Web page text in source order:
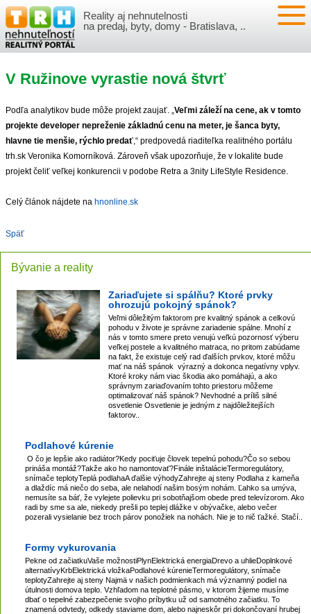
Reality aj nehnutelnosti
na predaj, byty, domy - Bratislava, ..
NEHNUTEĽNOSTI
BYTY
NOVOSTAVBY
NEBYTOVÉ PRIESTORY
VLOŽIŤ NEHNUTEĽNOSTI
PRIHLÁSENIE
REGISTRÁCIA
VÝVOJ CIEN REALÍT
ČLÁNKY O REALITÁCH
FINANCIE
O NÁS
REALITNÁ INZERCIA NA TRH.SK
CENNÍK REALITNEJ INZERCIE
ZVÝRAZNENIE REALITNÝCH INZERÁTOV
KONTAKT
PRIPOMIENKY
V Ružinove vyrastie nová štvrť
Podľa analytikov bude môže projekt zaujať. „Veľmi záleží na cene, ak v tomto
projekte developer nepreženie základnú cenu na meter, je šanca byty,
hlavne tie menšie, rýchlo predať,“ predpovedá riaditeľka realitného portálu
trh.sk Veronika Komorníková. Zároveň však upozorňuje, že v lokalite bude
projekt čeliť veľkej konkurencii v podobe Retra a 3nity LifeStyle Residence.
Celý článok nájdete na hnonline.sk
Späť
Bývanie a reality
Zariaďujete si spálňu? Ktoré prvky
ohrozujú pokojný spánok?
Veľmi dôležitým faktorom pre kvalitný spánok a celkovú
pohodu v živote je správne zariadenie spálne. Mnohí z
nás v tomto smere preto venujú veľkú pozornosť výberu
veľkej postele a kvalitného matraca, no pritom zabúdame
na fakt, že existuje celý rad ďalších prvkov, ktoré môžu
mať na náš spánok výrazný a dokonca negatívny vplyv.
Ktoré kroky nám viac škodia ako pomáhajú, a ako
správnym zariaďovaním tohto priestoru môžeme
optimalizovať náš spánok? Nevhodné a príliš silné
osvetlenie Osvetlenie je jedným z najdôležitejších
faktorov..
Podlahové kúrenie
O čo je lepšie ako radiátor?Kedy pociťuje človek tepelnú pohodu?Čo so sebou
prináša montáž?Takže ako ho namontovať?Finále inštalácieTermoregulátory,
snímače teplotyTeplá podlahaA ďalšie výhodyZahrejte aj steny Podlaha z kameňa
a dlaždíc má niečo do seba, ale nelahodí našim bosým nohám. Ľahko sa umýva,
nemusíte sa báť, že vylejete polievku pri sobotňajšom obede pred televízorom. Ako
radi by sme sa ale, niekedy prešli po teplej dlážke v obývačke, alebo večer
pozerali vysielanie bez troch párov ponožiek na nohách. Nie je to nič ťažké. Stačí..
Formy vykurovania
Pekne od začiatkuVaše možnostiPlynElektrická energiaDrevo a uhlieDoplnkové
alternatívyKrbElektrická vložkaPodlahové kúrenieTermoregulátory, snímače
teplotyZahrejte aj steny Najmä v našich podmienkach má významný podiel na
útulnosti domova teplo. Vzhľadom na teplotné pásmo, v ktorom žijeme musíme
dbať o tepelné zabezpečenie svojho príbytku už od samotného začiatku. To
znamená odvtedy, odkedy staviame dom, alebo najneskôr pri dokončovaní hrubej